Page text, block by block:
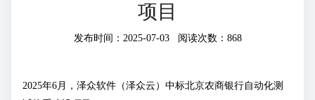
项目
发布时间：2025-07-03 阅读次数：868
2025年6月，泽众软件（泽众云）中标北京农商银行自动化测